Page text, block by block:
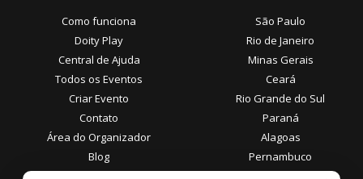
Como funciona
Doity Play
Central de Ajuda
Todos os Eventos
Criar Evento
Contato
Área do Organizador
Blog
São Paulo
Rio de Janeiro
Minas Gerais
Ceará
Rio Grande do Sul
Paraná
Alagoas
Pernambuco